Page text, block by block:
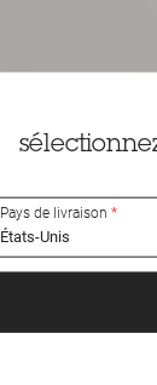
Pays de livraison